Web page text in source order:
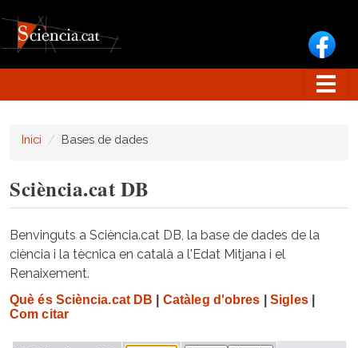
Inici Bases de dades
Sciència.cat DB
Benvinguts a Sciència.cat DB, la base de dades de la
ciència i la tècnica en català a l'Edat Mitjana i el
Renaixement.
Què és Sciència.cat DB Catàleg d'obres Sigles|
Com citar